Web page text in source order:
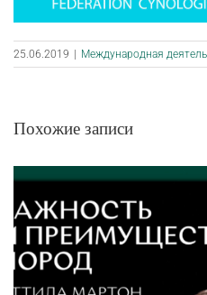
25.06.2019 | Международная
Похожие записи